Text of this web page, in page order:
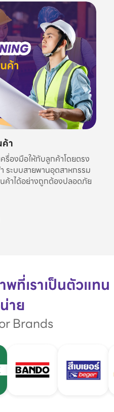
า
รื่องมือให้กับลูกค้าโดยตรง
ระบบสายพานอุตสาหกรรม
นค้าได้อย่างถูกต้องปลอดภัย
ที่เราเป็นตัวแทน
าย
Brands